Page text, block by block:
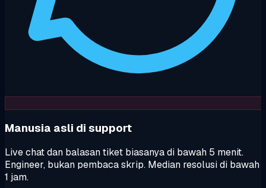
Manusia asli di support
Live chat dan balasan tiket biasanya di bawah 5 menit.
Engineer, bukan pembaca skrip. Median resolusi di bawah
1 jam.